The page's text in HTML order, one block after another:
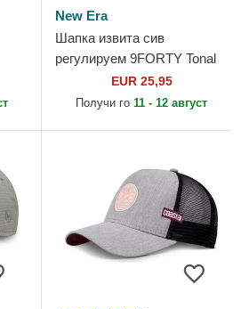
New Era
Шапка извита сив
регулируем 9FORTY Tonal
на New York Yankees MLB
от New Era
EUR 25,95
Получи го 11 - 12 август